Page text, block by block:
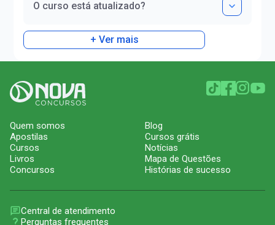
O curso está atualizado?
+ Ver mais
Quem somos
Apostilas
Cursos
Livros
Concursos
Blog
Cursos grátis
Notícias
Mapa de Questões
Histórias de sucesso
Central de atendimento
Perguntas frequentes